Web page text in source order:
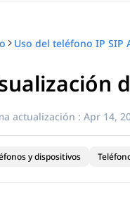
por título
actualización : Apr 14,
y dispositivos